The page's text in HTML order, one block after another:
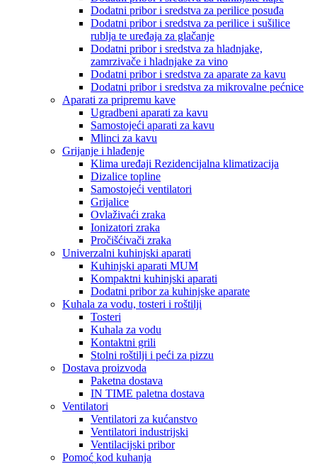
Dodatni pribor i sredstva za perilice posuđa
Dodatni pribor i sredstva za perilice i sušilice
rublja te uređaja za glačanje
Dodatni pribor i sredstva za hladnjake,
zamrzivače i hladnjake za vino
Dodatni pribor i sredstva za aparate za kavu
Dodatni pribor i sredstva za mikrovalne pećnice
Aparati za pripremu kave
Ugradbeni aparati za kavu
Samostojeći aparati za kavu
Mlinci za kavu
Grijanje i hlađenje
Klima uređaji Rezidencijalna klimatizacija
Dizalice topline
Samostojeći ventilatori
Grijalice
Ovlaživaći zraka
Ionizatori zraka
Pročišćivači zraka
Univerzalni kuhinjski aparati
Kuhinjski aparati MUM
Kompaktni kuhinjski aparati
Dodatni pribor za kuhinjske aparate
Kuhala za vodu, tosteri i roštilji
Tosteri
Kuhala za vodu
Kontaktni grili
Stolni roštilji i peći za pizzu
Dostava proizvoda
Paketna dostava
IN TIME paletna dostava
Ventilatori
Ventilatori za kućanstvo
Ventilatori industrijski
Ventilacijski pribor
Pomoć kod kuhanja